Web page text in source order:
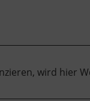
wird hier